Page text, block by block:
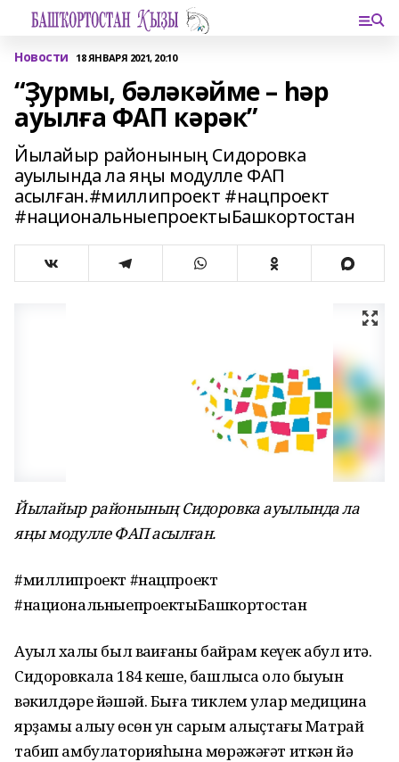
Новости 18 ЯНВАРЯ 2021, 20:10
“Ҙурмы, бәләкәйме – һәр
ауылға ФАП кәрәк”
Йылайыр районының Сидоровка
ауылында ла яңы модулле ФАП
асылған.#миллипроект #нацпроект
#национальныепроектыБашкортостан
Йылайыр районының Сидоровка ауылында ла
яңы модулле ФАП асылған.
#миллипроект #нацпроект
#национальныепроектыБашкортостан
Ауыл халҡы был ваҡиғаны байрам кеүек ҡабул итә.
Сидоровкала 184 кеше, башлыса оло быуын
вәкилдәре йәшәй. Быға тиклем улар медицина
ярҙамы алыу өсөн ун саҡрым алыҫтағы Матрай
табип амбулаторияһына мөрәжәғәт иткән йә